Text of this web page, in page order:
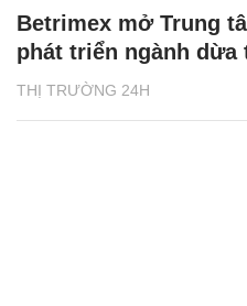
THỊ TRƯỜNG 24H
Betrimex mở Trung
phát triển ngành dừa